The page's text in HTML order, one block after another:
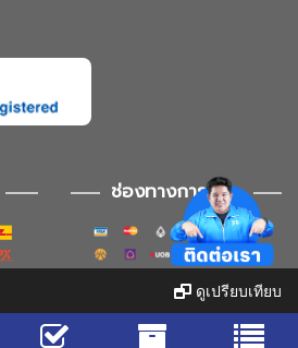
ช่องทางการชำระ
ทางการติดตาม
ดูเปรียบเทียบ